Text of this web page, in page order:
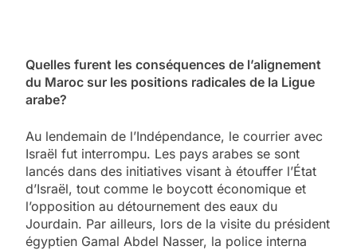
Quelles furent les conséquences de l’alignement
du Maroc sur les positions radicales de la Ligue
arabe?
Au lendemain de l’Indépendance, le courrier avec
Israël fut interrompu. Les pays arabes se sont
lancés dans des initiatives visant à étouffer l’État
d’Israël, tout comme le boycott économique et
l’opposition au détournement des eaux du
Jourdain. Par ailleurs, lors de la visite du président
égyptien Gamal Abdel Nasser, la police interna